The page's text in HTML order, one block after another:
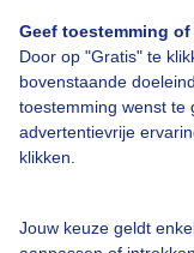
Geef toestemming
Door op "Gratis" te
bovenstaande
toestemming wenst te
advertentievrije
klikken.
Jouw keuze geldt
Bedrijfsgegevens
Veelgestelde
Contact